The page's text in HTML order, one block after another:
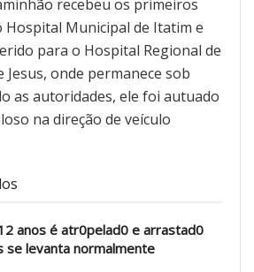
recebeu os primeiros
Municipal de Itatim e
para o Hospital Regional de
onde permanece sob
as autoridades, ele foi autuado
na direção de veículo
anos é atr0pelad0 e arrastad0
se levanta normalmente